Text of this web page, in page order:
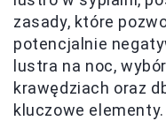
zasady, które
potencjalnie
lustra na noc,
krawędziach oraz
kluczowe